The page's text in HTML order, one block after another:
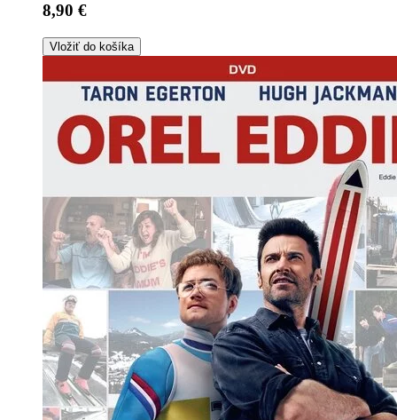
8,90 €
Vložiť do košíka